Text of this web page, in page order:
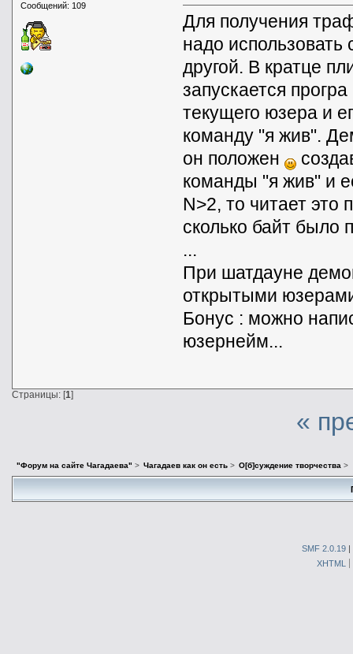
Сообщений: 109
Для получения
надо
другой. В кратце
запускается
текущего юзера и
команду "я жив".
он положен
команды "я жив" и
N>2, то читает это
сколько байт было
...
При шатдауне
открытыми
Бонус : можно
юзернейм...
Страницы: [1]
«
"Форум на сайте Чагадаева" > Чагадаев как он есть > О[б]суждение творчества >
SMF 2.0.19 |
XHTML